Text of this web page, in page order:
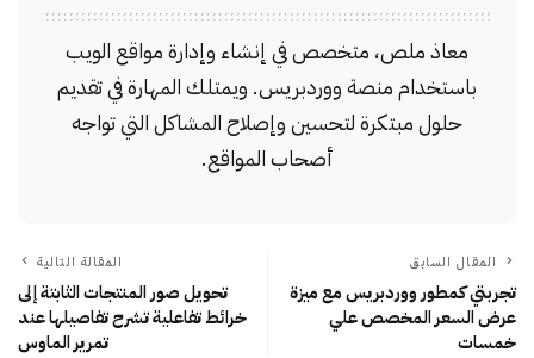
معاذ ملص، متخصص في إنشاء وإدارة مواقع الويب
باستخدام منصة ووردبريس. ويمتلك المهارة في تقديم
حلول مبتكرة لتحسين وإصلاح المشاكل التي تواجه
أصحاب المواقع.
المقال السابق
تجربتي كمطور ووردبريس مع ميزة
عرض السعر المخصص علي
خمسات
المقالة التالية
تحويل صور المنتجات الثابتة إلى
خرائط تفاعلية تشرح تفاصيلها عند
تمرير الماوس